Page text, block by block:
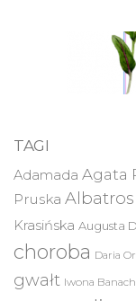
TAGI
Adamada Agata
Pruska Albatros
Krasińska Augusta
choroba Daria
gwałt Iwona Banach